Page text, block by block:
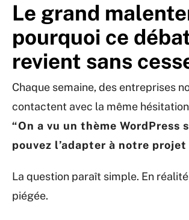
Le grand
pourquoi ce
revient sans
Chaque semaine, des entreprises
contactent avec la même
“On a vu un thème WordPress
pouvez l’adapter à notre projet
La question paraît simple. En
piégée.